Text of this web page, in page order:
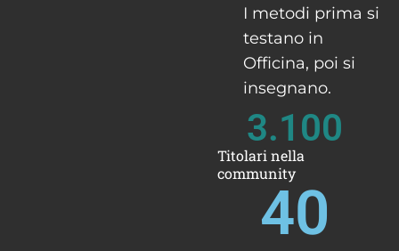
I metodi prima si
testano in
Officina, poi si
insegnano.
Titolari nella
community
3.100
40